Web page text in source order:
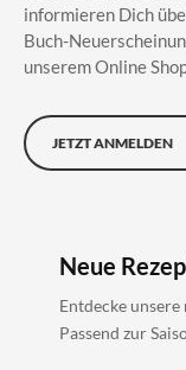
informieren Dich
Buch-
unserem Online
JETZT ANMELDEN
Neue
Entdecke
Passend zur